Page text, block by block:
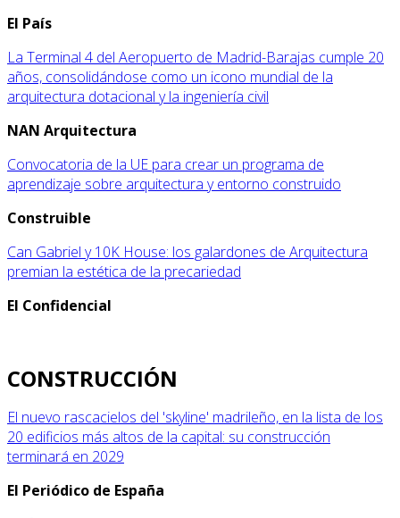
El País
La Terminal 4 del Aeropuerto de Madrid-Barajas cumple 20
años, consolidándose como un icono mundial de la
arquitectura dotacional y la ingeniería civil
NAN Arquitectura
Convocatoria de la UE para crear un programa de
aprendizaje sobre arquitectura y entorno construido
Construible
Can Gabriel y 10K House: los galardones de Arquitectura
premian la estética de la precariedad
El Confidencial
CONSTRUCCIÓN
El nuevo rascacielos del 'skyline' madrileño, en la lista de los
20 edificios más altos de la capital: su construcción
terminará en 2029
El Periódico de España